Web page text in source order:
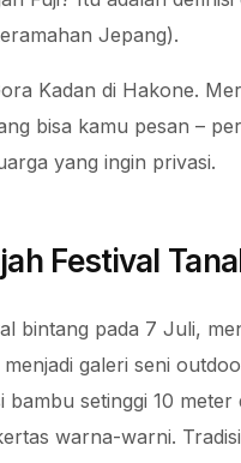
Jepang).
Kadan di Hakone.
bisa kamu pesan –
yang ingin privasi.
Festival
bintang pada 7 Juli,
galeri seni
bambu setinggi 10 meter
warna-warni.